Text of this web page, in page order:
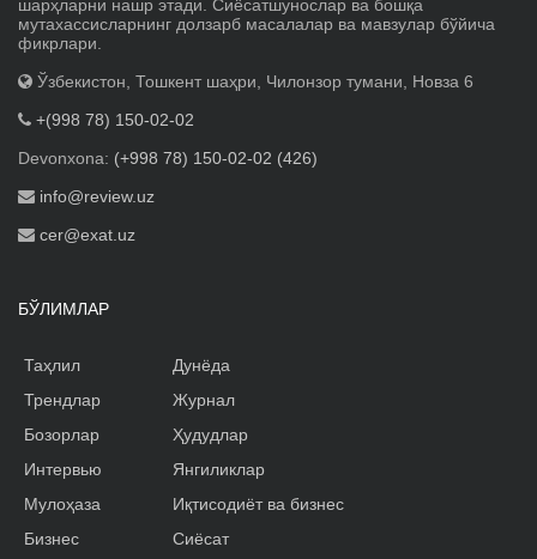
шарҳларни нашр этади. Сиёсатшунослар ва бошқа
мутахассисларнинг долзарб масалалар ва мавзулар бўйича
фикрлари.
Ўзбекистон, Тошкент шаҳри, Чилонзор тумани, Новза 6
+(998 78) 150-02-02
Devonxona: (+998 78) 150-02-02 (426)
info@review.uz
cer@exat.uz
БЎЛИМЛАР
Таҳлил
Трендлар
Бозорлар
Интервью
Мулоҳаза
Бизнес
Дунёда
Журнал
Ҳудудлар
Янгиликлар
Иқтисодиёт ва бизнес
Сиёсат